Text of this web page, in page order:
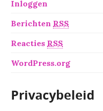
Inloggen
Berichten RSS
Reacties RSS
WordPress.org
Privacybeleid